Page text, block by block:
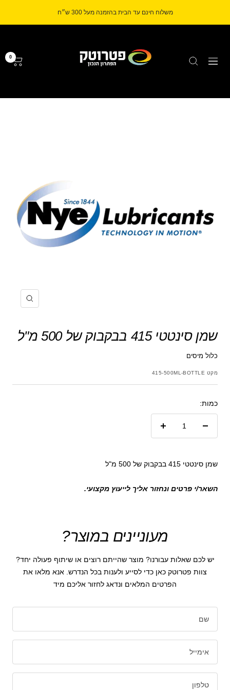
משלוח חינם עד הבית בהזמנה מעל 300 ש״ח
ניווט
0
הקרב
שמן סינטטי 415 בבקבוק של 500 מ"ל
כלול מיסים
מקט 415-500ML-BOTTLE
כמות:
שמן סינטטי 415 בבקבוק של 500 מ"ל
השאר/י פרטים ונחזור אליך לייעוץ מקצועי.
מעוניינים במוצר?
יש לכם שאלות עבורנו? מוצר שהייתם רוצים או שיתוף פעולה יחד?
צוות פטרוטק כאן כדי לסייע ולענות בכל הנדרש. אנא מלאו את
הפרטים המלאים ונדאג לחזור אליכם מיד
שם
אימייל
טלפון